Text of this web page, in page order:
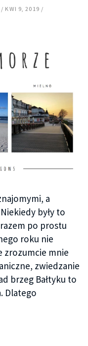
KWI 9, 2019
a
były to
po prostu
roku nie
zrozumcie mnie
zwiedzanie
brzeg Bałtyku to
Dlatego